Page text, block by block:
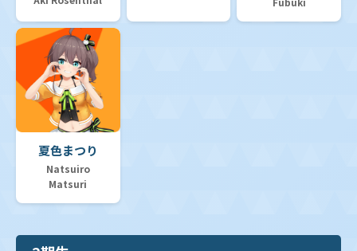
夏色まつり
Natsuiro
Matsuri